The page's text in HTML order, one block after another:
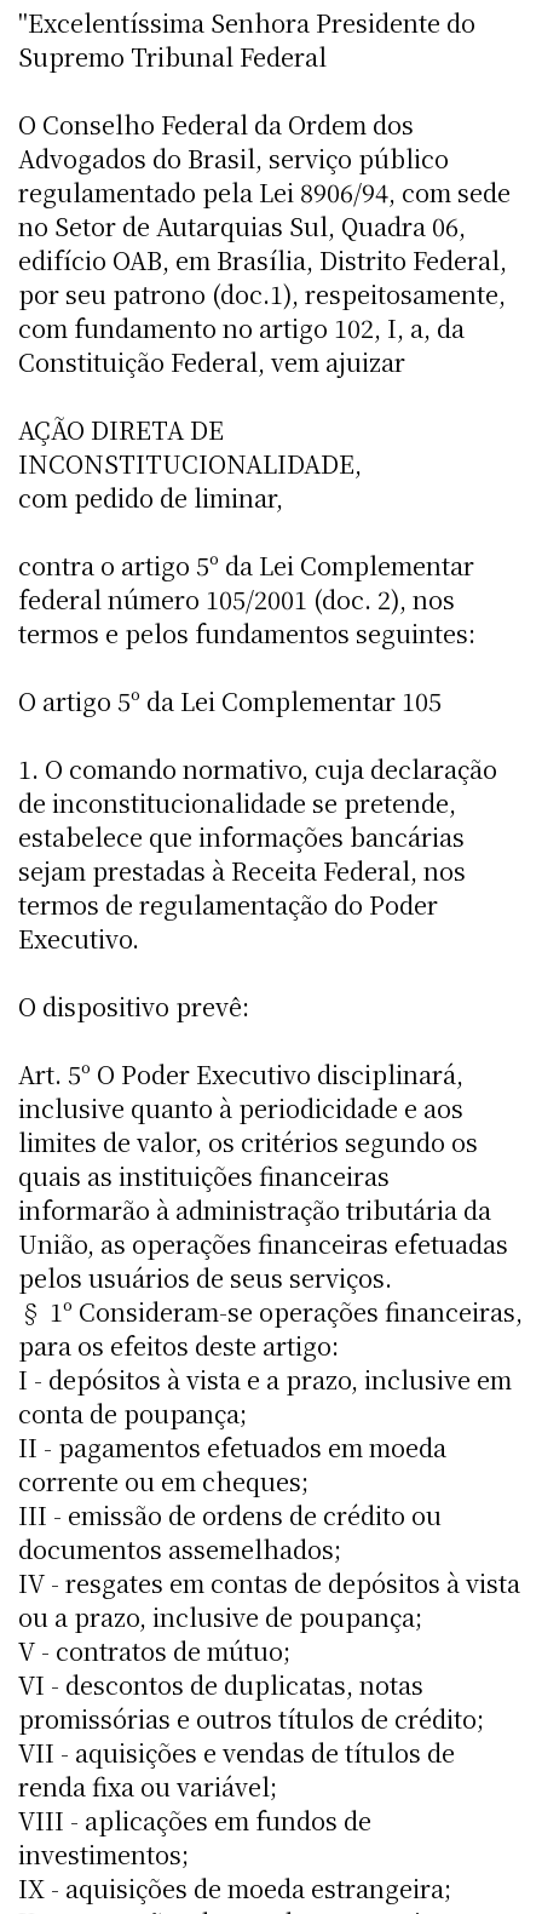
"Excelentíssima Senhora Presidente do
Supremo Tribunal Federal
O Conselho Federal da Ordem dos
Advogados do Brasil, serviço público
regulamentado pela Lei 8906/94, com sede
no Setor de Autarquias Sul, Quadra 06,
edifício OAB, em Brasília, Distrito Federal,
por seu patrono (doc.1), respeitosamente,
com fundamento no artigo 102, I, a, da
Constituição Federal, vem ajuizar
AÇÃO DIRETA DE
INCONSTITUCIONALIDADE,
com pedido de liminar,
contra o artigo 5º da Lei Complementar
federal número 105/2001 (doc. 2), nos
termos e pelos fundamentos seguintes:
O artigo 5º da Lei Complementar 105
1. O comando normativo, cuja declaração
de inconstitucionalidade se pretende,
estabelece que informações bancárias
sejam prestadas à Receita Federal, nos
termos de regulamentação do Poder
Executivo.
O dispositivo prevê:
Art. 5º O Poder Executivo disciplinará,
inclusive quanto à periodicidade e aos
limites de valor, os critérios segundo os
quais as instituições financeiras
informarão à administração tributária da
União, as operações financeiras efetuadas
pelos usuários de seus serviços.
§ 1º Consideram-se operações financeiras,
para os efeitos deste artigo:
I - depósitos à vista e a prazo, inclusive em
conta de poupança;
II - pagamentos efetuados em moeda
corrente ou em cheques;
III - emissão de ordens de crédito ou
documentos assemelhados;
IV - resgates em contas de depósitos à vista
ou a prazo, inclusive de poupança;
V - contratos de mútuo;
VI - descontos de duplicatas, notas
promissórias e outros títulos de crédito;
VII - aquisições e vendas de títulos de
renda fixa ou variável;
VIII - aplicações em fundos de
investimentos;
IX - aquisições de moeda estrangeira;